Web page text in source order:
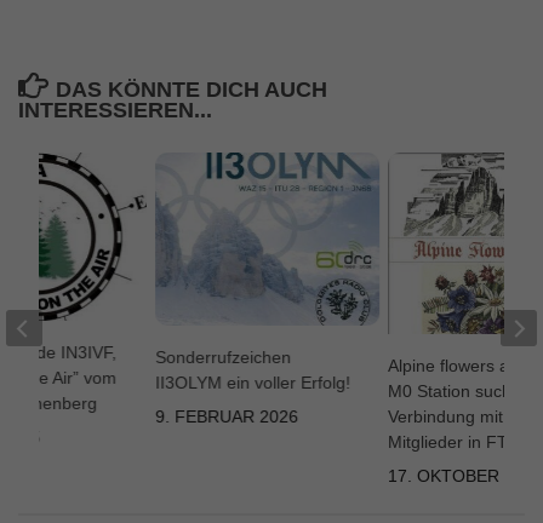
DAS KÖNNTE DICH AUCH
INTERESSIEREN...
Sonderrufzeichen
II3OLYM ein voller Erfolg!
9. FEBRUAR 2026
Alpine flowers
M0 Station sucht
Verbindung mit
Mitglieder in FT8
17. OKTOBER 2023
de IN3IVF,
the Air” vom